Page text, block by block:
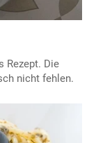
Rezept. Die
nicht fehlen.